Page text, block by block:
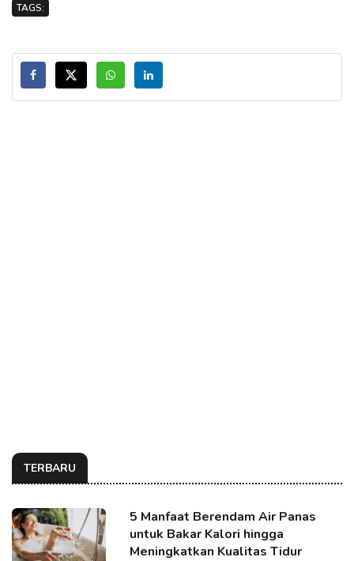
TAGS:
TERBARU
5 Manfaat Berendam Air Panas
untuk Bakar Kalori hingga
Meningkatkan Kualitas Tidur